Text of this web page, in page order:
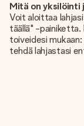
Mitä on yksilöinti
Voit aloittaa
täällä" -painiketta.
toiveidesi
tehdä lahjastasi
Sisältyykö
Sivustolla näkyvä